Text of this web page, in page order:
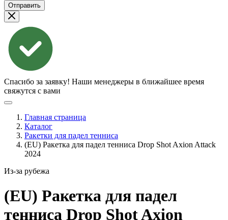
Отправить
Спасибо за заявку! Наши менеджеры в ближайшее время
свяжутся с вами
Главная страница
Каталог
Ракетки для падел тенниса
(EU) Ракетка для падел тенниса Drop Shot Axion Attack
2024
Из-за рубежа
(EU) Ракетка для падел
тенниса Drop Shot Axion